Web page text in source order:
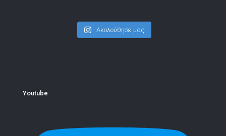
Ακολούθησε μας
Youtube